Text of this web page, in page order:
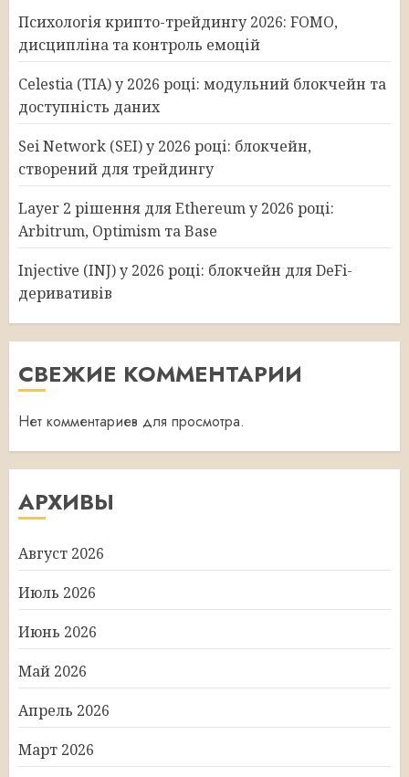
Психологія крипто-трейдингу 2026: FOMO,
дисципліна та контроль емоцій
Celestia (TIA) у 2026 році: модульний блокчейн та
доступність даних
Sei Network (SEI) у 2026 році: блокчейн,
створений для трейдингу
Layer 2 рішення для Ethereum у 2026 році:
Arbitrum, Optimism та Base
Injective (INJ) у 2026 році: блокчейн для DeFi-
деривативів
СВЕЖИЕ КОММЕНТАРИИ
Нет комментариев для просмотра.
АРХИВЫ
Август 2026
Июль 2026
Июнь 2026
Май 2026
Апрель 2026
Март 2026